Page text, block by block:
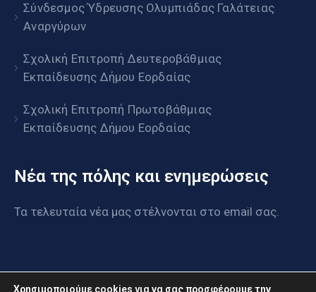
Σύνδεσμος Ύδρευσης Ολυμπιάδας Γαλάτειας
Αναργύρων
Σχολική Επιτροπή Δευτεροβάθμιας
Εκπαίδευσης Δήμου Εορδαίας
Σχολική Επιτροπή Πρωτοβάθμιας
Εκπαίδευσης Δήμου Εορδαίας
Νέα της πόλης και ενημερώσεις
Τα τελευταία νέα μας στέλνονται στο email σας.
Χρησιμοποιούμε cookies για να σας προσφέρουμε την